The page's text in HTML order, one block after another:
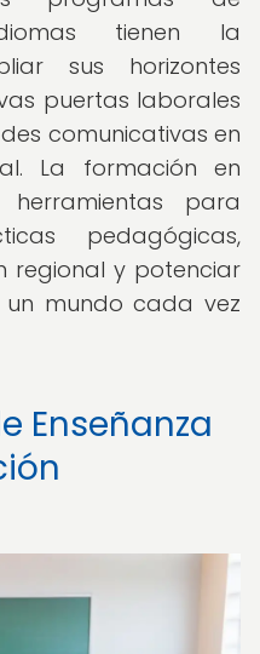
tienen la
sus horizontes
puertas laborales
comunicativas en
La formación en
para
pedagógicas,
regional y potenciar
mundo cada vez
Enseñanza